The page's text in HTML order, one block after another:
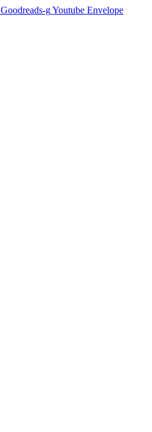
Goodreads-gYoutube Envelope